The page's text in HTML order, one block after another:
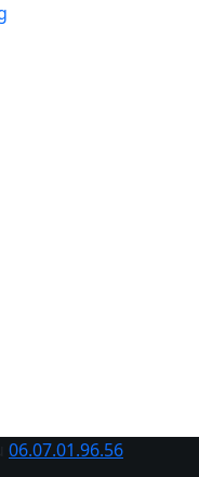
06.07.01.96.56